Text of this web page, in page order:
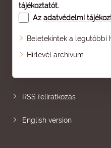
tájékoztatót.
Az adatvédelmi
Beletekintek a legutóbbi
Hírlevél archívum
Oldaltérkép
RSS feliratkozás
English version